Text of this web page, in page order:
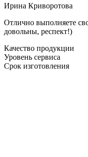
Ирина Криворотова
Отлично выполняете
довольны, респект!)
Качество продукции
Уровень сервиса
Срок изготовления